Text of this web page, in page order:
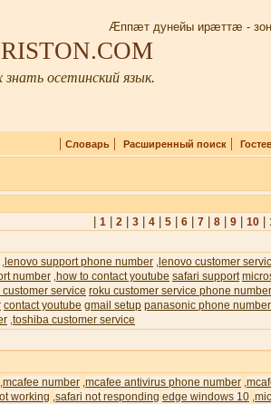
Æппæт дунейы ирæттæ -
осетинский язык.
| Словарь| Расширенный поиск|
1| 2| 3| 4| 5| 6| 7| 8| 9| 10|
lenovo support phone number lenovo customer
number how to contact youtube safari support
service roku customer service phone number
contact youtube gmail setup panasonic phone number
toshiba customer service
mcafee number mcafee antivirus phone number
working safari not responding edge windows 10